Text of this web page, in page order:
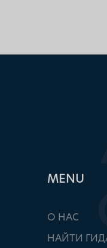
ΜΕΝU
О НАС
НАЙТИ